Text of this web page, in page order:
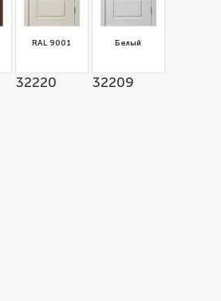
RAL 9001
32220
Белый
32209